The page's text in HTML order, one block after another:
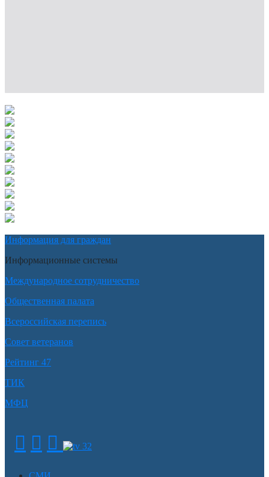
Информация для граждан
Информационные системы
Международное сотрудничество
Общественная палата
Всероссийская перепись
Совет ветеранов
Рейтинг 47
ТИК
МФЦ